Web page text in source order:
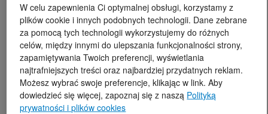
W celu zapewnienia Ci optymalnej obsługi, korzystamy z
plików cookie i innych podobnych technologii. Dane zebrane
za pomocą tych technologii wykorzystujemy do różnych
celów, między innymi do ulepszania funkcjonalności strony,
zapamiętywania Twoich preferencji, wyświetlania
najtrafniejszych treści oraz najbardziej przydatnych reklam.
Możesz wybrać swoje preferencje, klikając w link. Aby
dowiedzieć się więcej, zapoznaj się z naszą Polityką
prywatności i plików cookies